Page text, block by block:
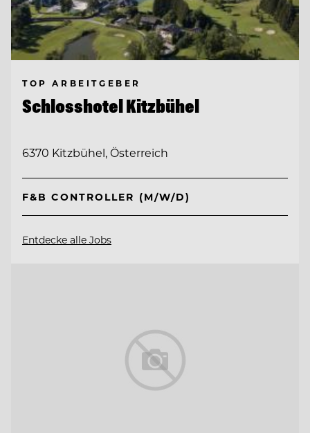
TOP ARBEITGEBER
Schlosshotel Kitzbühel
6370 Kitzbühel, Österreich
F&B CONTROLLER (M/W/D)
Entdecke alle Jobs